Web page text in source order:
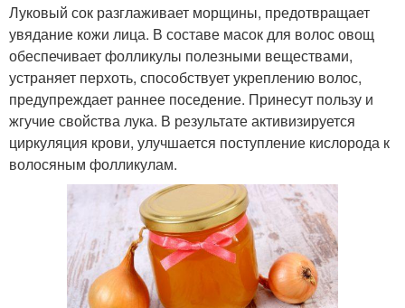
Луковый сок разглаживает морщины, предотвращает
увядание кожи лица. В составе масок для волос овощ
обеспечивает фолликулы полезными веществами,
устраняет перхоть, способствует укреплению волос,
предупреждает раннее поседение. Принесут пользу и
жгучие свойства лука. В результате активизируется
циркуляция крови, улучшается поступление кислорода к
волосяным фолликулам.